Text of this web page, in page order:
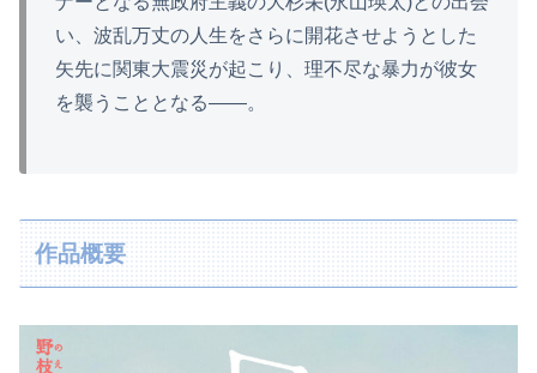
い、波乱万丈の人生をさらに開花させようとした
矢先に関東大震災が起こり、理不尽な暴力が彼女
を襲うこととなる――。
作品概要